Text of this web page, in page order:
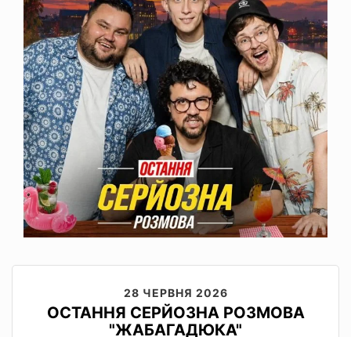
28 ЧЕРВНЯ 2026
ОСТАННЯ СЕРЙОЗНА РОЗМОВА
"ЖАБАГАДЮКА"